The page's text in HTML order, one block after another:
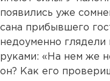
появились уже
сана прибывшего
недоуменно глядели
руками: «На нем же
он? Как его